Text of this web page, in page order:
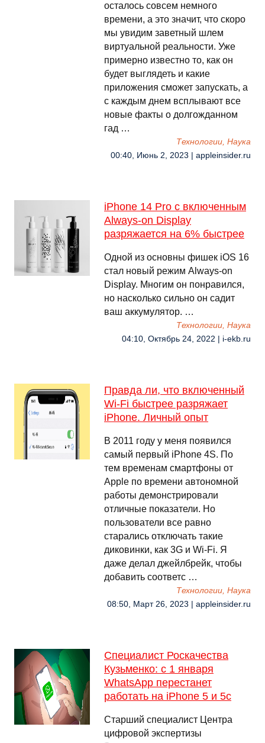
осталось совсем немного
времени, а это значит, что скоро
мы увидим заветный шлем
виртуальной реальности. Уже
примерно известно то, как он
будет выглядеть и какие
приложения сможет запускать, а
с каждым днем всплывают все
новые факты о долгожданном
гад …
Технологии, Наука
00:40, Июнь 2, 2023 | appleinsider.ru
iPhone 14 Pro с включенным
Always-on Display
разряжается на 6% быстрее
Одной из основны фишек iOS 16
стал новый режим Always-on
Display. Многим он понравился,
но насколько сильно он садит
ваш аккумулятор. …
Технологии, Наука
04:10, Октябрь 24, 2022 | i-ekb.ru
Правда ли, что включенный
Wi-Fi быстрее разряжает
iPhone. Личный опыт
В 2011 году у меня появился
самый первый iPhone 4S. По
тем временам смартфоны от
Apple по времени автономной
работы демонстрировали
отличные показатели. Но
пользователи все равно
старались отключать такие
диковинки, как 3G и Wi-Fi. Я
даже делал джейлбрейк, чтобы
добавить соответс …
Технологии, Наука
08:50, Март 26, 2023 | appleinsider.ru
Специалист Роскачества
Кузьменко: с 1 января
WhatsApp перестанет
работать на iPhone 5 и 5с
Старший специалист Центра
цифровой экспертизы